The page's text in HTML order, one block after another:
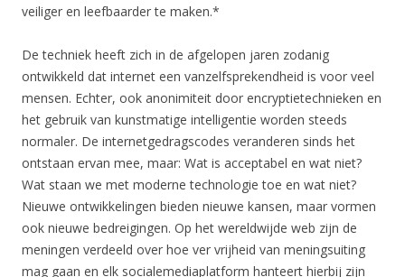
veiliger en leefbaarder te maken.*
De techniek heeft zich in de afgelopen jaren zodanig
ontwikkeld dat internet een vanzelfsprekendheid is voor veel
mensen. Echter, ook anonimiteit door encryptietechnieken en
het gebruik van kunstmatige intelligentie worden steeds
normaler. De internetgedragscodes veranderen sinds het
ontstaan ervan mee, maar: Wat is acceptabel en wat niet?
Wat staan we met moderne technologie toe en wat niet?
Nieuwe ontwikkelingen bieden nieuwe kansen, maar vormen
ook nieuwe bedreigingen. Op het wereldwijde web zijn de
meningen verdeeld over hoe ver vrijheid van meningsuiting
mag gaan en elk socialemediaplatform hanteert hierbij zijn